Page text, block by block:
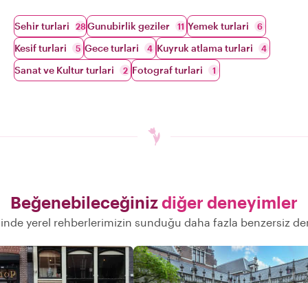
Sehir turlari 28Gunubirlik geziler 11 Yemek turlari 6
Kesif turlari 5 Gece turlari 4 Kuyruk atlama turlari 4
Sanat ve Kultur turlari 2 Fotograf turlari 1
Beğenebileceğinizdiğer deneyimler
yerel rehberlerimizin sunduğu daha fazla benzersiz